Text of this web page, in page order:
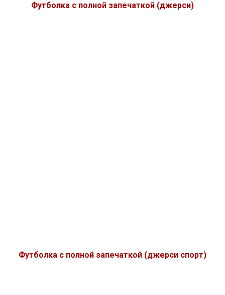
Футболка с полной запечаткой (джерси)
Футболка с полной запечаткой (джерси спорт)